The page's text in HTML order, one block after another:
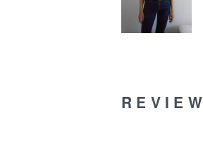
REVIEW